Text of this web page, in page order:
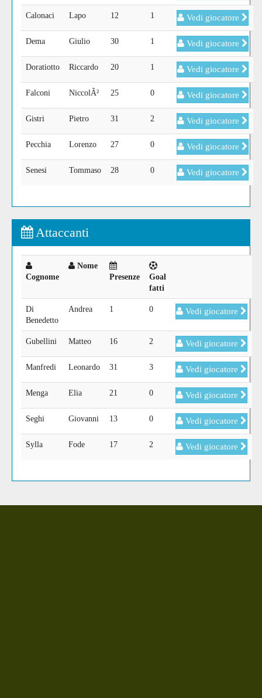
Calonaci Lapo 12 1 Vedi giocatore
Dema Giulio 30 1 Vedi giocatore
Doratiotto Riccardo 20 1 Vedi giocatore
Falconi NiccolÃ² 25 0 Vedi giocatore
Gistri Pietro 31 2 Vedi giocatore
Pecchia Lorenzo 27 0 Vedi giocatore
Senesi Tommaso 28 0 Vedi giocatore
Attaccanti
Cognome
Nome
Presenze
Goal
fatti
Di
Benedetto
Andrea 1 0 Vedi giocatore
Gubellini Matteo 16 2 Vedi giocatore
Manfredi Leonardo 31 3 Vedi giocatore
Menga Elia 21 0 Vedi giocatore
Seghi Giovanni 13 0 Vedi giocatore
Sylla Fode 17 2 Vedi giocatore